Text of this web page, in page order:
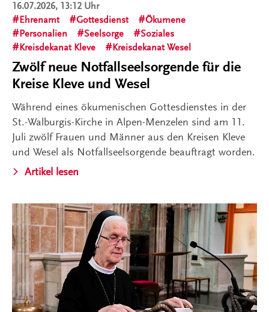
16.07.2026, 13:12 Uhr
Ehrenamt
Gottesdienst
Ökumene
Personalien
Seelsorge
Soziales
Kreisdekanat Kleve
Kreisdekanat Wesel
Zwölf neue Notfallseelsorgende für die
Kreise Kleve und Wesel
Während eines ökumenischen Gottesdienstes in der
St.-Walburgis-Kirche in Alpen-Menzelen sind am 11.
Juli zwölf Frauen und Männer aus den Kreisen Kleve
und Wesel als Notfallseelsorgende beauftragt worden.
Artikel lesen